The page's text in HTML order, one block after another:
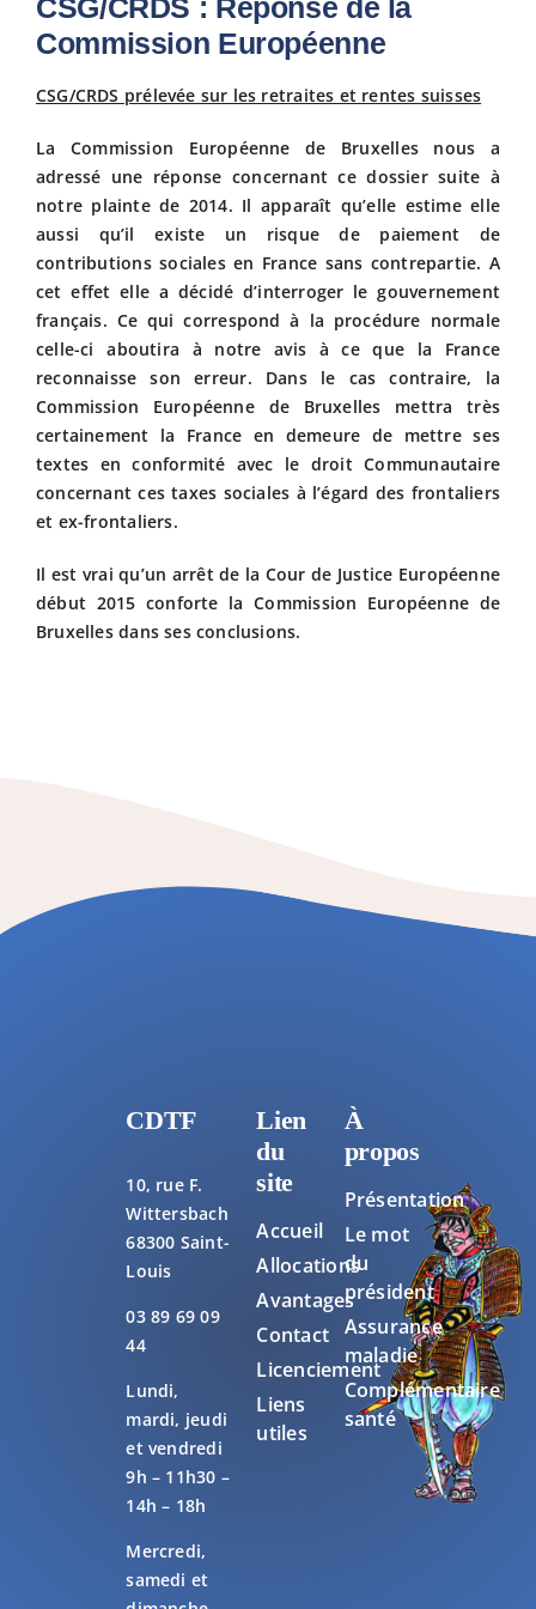
Contact
CSG/CRDS : Réponse de la
Commission Européenne
CSG/CRDS prélevée sur les retraites et rentes suisses
La Commission Européenne de Bruxelles nous a
adressé une réponse concernant ce dossier suite à
notre plainte de 2014. Il apparaît qu’elle estime elle
aussi qu’il existe un risque de paiement de
contributions sociales en France sans contrepartie. A
cet effet elle a décidé d’interroger le gouvernement
français. Ce qui correspond à la procédure normale
celle-ci aboutira à notre avis à ce que la France
reconnaisse son erreur. Dans le cas contraire, la
Commission Européenne de Bruxelles mettra très
certainement la France en demeure de mettre ses
textes en conformité avec le droit Communautaire
concernant ces taxes sociales à l’égard des frontaliers
et ex-frontaliers.
Il est vrai qu’un arrêt de la Cour de Justice Européenne
début 2015 conforte la Commission Européenne de
Bruxelles dans ses conclusions.
CDTF
10, rue F.
Wittersbach
68300 Saint-
Louis
03 89 69 09
44
Lundi,
mardi, jeudi
et vendredi
9h – 11h30 –
14h – 18h
Mercredi,
samedi et
Lien
du
site
Accueil
Allocations
Avantages
Contact
Licenciement
Liens
utiles
À
propos
Présentation
Le mot
du
président
Assurance
maladie
Complémentaire
santé